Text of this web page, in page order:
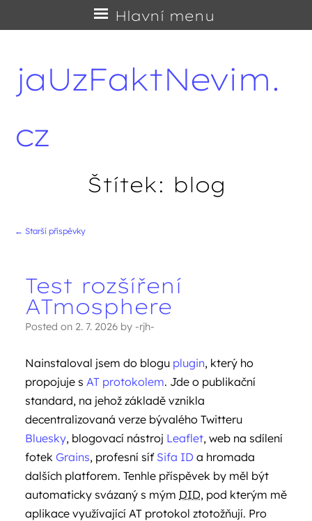
jaUzFaktNevim.
cz
Hlavní menu
na
Štítek: blog
← Starší příspěvky
Test rozšíření
ATmosphere
Posted on 2. 7. 2026 by -rjh-
Nainstaloval jsem do blogu plugin, který ho
propojuje s AT protokolem. Jde o publikační
standard, na jehož základě vznikla
decentralizovaná verze bývalého Twitteru
Bluesky, blogovací nástroj Leaflet, web na sdílení
fotek Grains, profesní síť Sifa ID a hromada
dalších platforem. Tenhle příspěvek by měl být
automaticky svázaný s mým DID, pod kterým mě
aplikace využívající AT protokol ztotožňují. Pro